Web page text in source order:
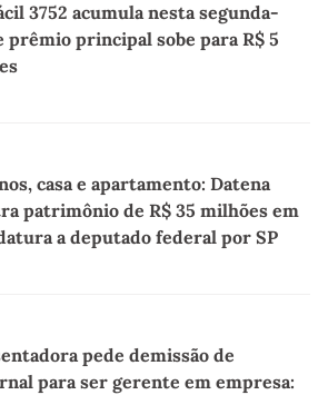
3752 acumula nesta segunda-
prêmio principal sobe para R$ 5
casa e apartamento: Datena
patrimônio de R$ 35 milhões em
a deputado federal por SP
pede demissão de
para ser gerente em empresa: